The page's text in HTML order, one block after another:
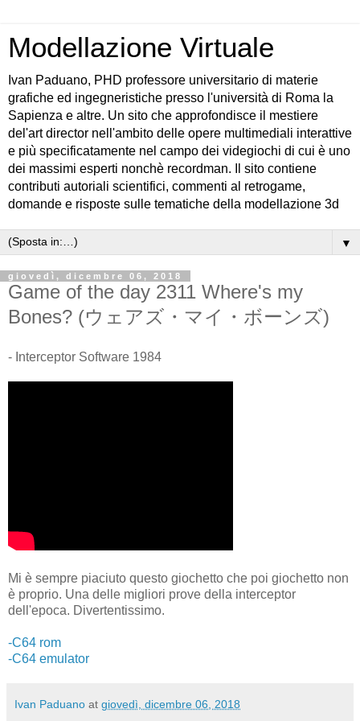
Modellazione Virtuale
Ivan Paduano, PHD professore universitario di materie
grafiche ed ingegneristiche presso l'università di Roma la
Sapienza e altre. Un sito che approfondisce il mestiere
del'art director nell'ambito delle opere multimediali interattive
e più specificatamente nel campo dei videgiochi di cui è uno
dei massimi esperti nonchè recordman. Il sito contiene
contributi autoriali scientifici, commenti al retrogame,
domande e risposte sulle tematiche della modellazione 3d
▼
giovedì, dicembre 06, 2018
Game of the day 2311 Where's my
Bones? (ウェアズ・マイ・ボーンズ)
- Interceptor Software 1984
Mi è sempre piaciuto questo giochetto che poi giochetto non
è proprio. Una delle migliori prove della interceptor
dell'epoca. Divertentissimo.
-C64 rom
-C64 emulator
Ivan Paduano at giovedì, dicembre 06, 2018